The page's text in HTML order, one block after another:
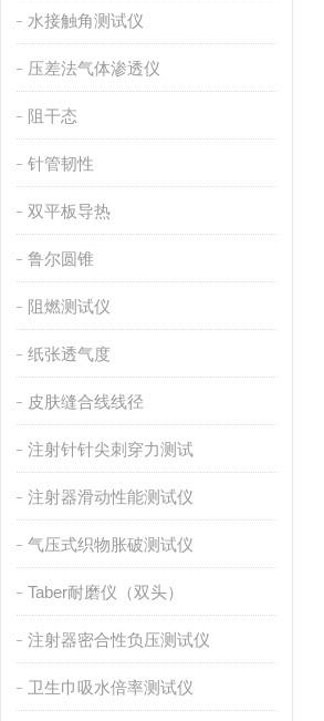
水接触角测试仪
压差法气体渗透仪
阻干态
针管韧性
双平板导热
鲁尔圆锥
阻燃测试仪
纸张透气度
皮肤缝合线线径
注射针针尖刺穿力测试
注射器滑动性能测试仪
气压式织物胀破测试仪
Taber耐磨仪（双头）
注射器密合性负压测试仪
卫生巾吸水倍率测试仪